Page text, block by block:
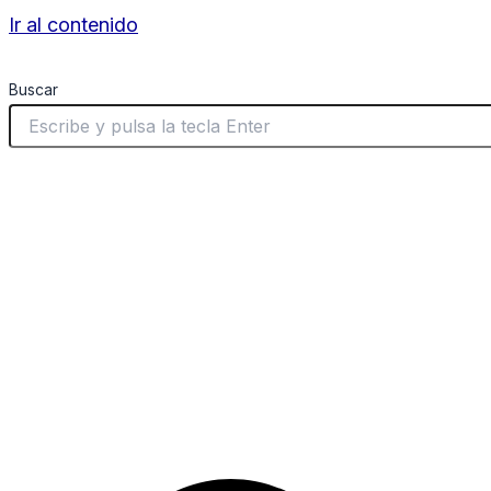
Ir al contenido
Buscar